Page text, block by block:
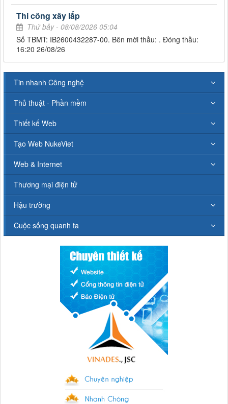
Thi công xây lắp
Thứ bảy - 08/08/2026 05:04
Số TBMT: IB2600432287-00. Bên mời thầu: . Đóng thầu:
16:20 26/08/26
Tin nhanh Công nghệ
Thủ thuật - Phần mềm
Thiết kế Web
Tạo Web NukeViet
Web & Internet
Thương mại điện tử
Hậu trường
Cuộc sống quanh ta